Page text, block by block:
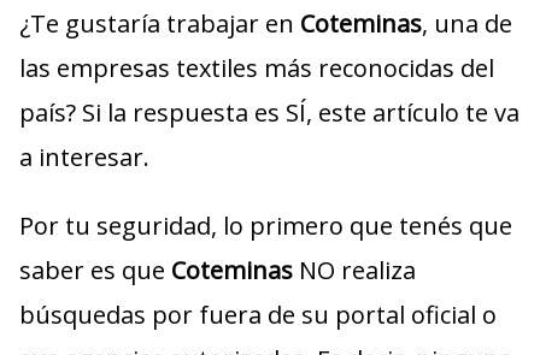
¿Te gustaría trabajar en Coteminas, una de
las empresas textiles más reconocidas del
país? Si la respuesta es SÍ, este artículo te va
a interesar.
Por tu seguridad, lo primero que tenés que
saber es que Coteminas NO realiza
búsquedas por fuera de su portal oficial o